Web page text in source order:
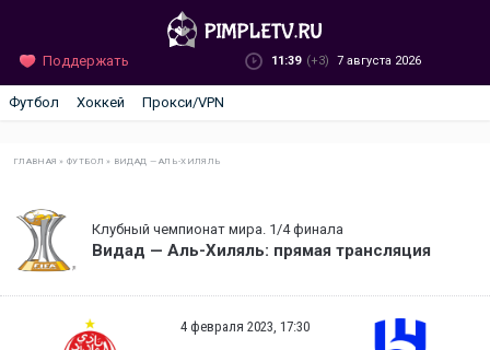
Поддержать 11:39 (+3) 7 августа 2026
Футбол Хоккей Прокси/VPN
ГЛАВНАЯ »ФУТБОЛ » ВИДАД — АЛЬ-ХИЛЯЛЬ
Клубный чемпионат мира. 1/4 финала
Видад — Аль-Хиляль: прямая трансляция
4 февраля 2023, 17:30